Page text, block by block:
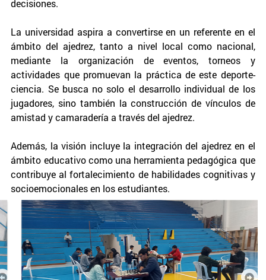
decisiones.
La universidad aspira a convertirse en un referente en el
ámbito del ajedrez, tanto a nivel local como nacional,
mediante la organización de eventos, torneos y
actividades que promuevan la práctica de este deporte-
ciencia. Se busca no solo el desarrollo individual de los
jugadores, sino también la construcción de vínculos de
amistad y camaradería a través del ajedrez.
Además, la visión incluye la integración del ajedrez en el
ámbito educativo como una herramienta pedagógica que
contribuye al fortalecimiento de habilidades cognitivas y
socioemocionales en los estudiantes.